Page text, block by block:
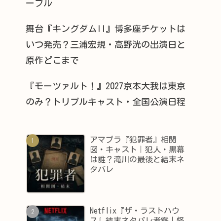
ーブル
舞台『キングダムII』博多座チケットは
いつ発売？三浦宏規・高野洸の出演日と
原作どこまで
『モーツァルト！』2027京本大我は東京
のみ？トリプルキャスト・全国公演日程
アマプラ『犯罪者』相関
図・キャスト｜犯人・黒幕
は誰？滝川の最後と結末ネ
タバレ
Netflix『ザ・ラストハウ